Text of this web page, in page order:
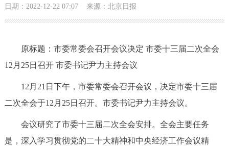
市领导 机构职能
决策公开 专题公开
日期：2022-12-22 07:07 来源：北京日报
原标题：市委常委会召开会议决定 市委十三届二次全会
12月25日召开 市委书记尹力主持会议
12月21日下午，市委常委会召开会议，决定市委十三届
二次全会于12月25日召开。市委书记尹力主持会议。
会议研究了市委十三届二次全会安排。全会主要任务
是，深入学习贯彻党的二十大精神和中央经济工作会议精